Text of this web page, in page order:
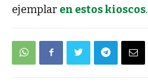
ejemplar en estos kioscos.